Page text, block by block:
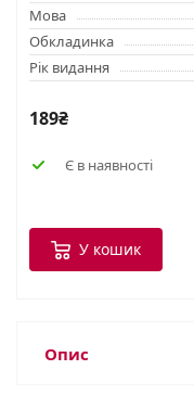
Мова
Обкладинка
Рік видання
189₴
Є в наявності
У кошик
Опис